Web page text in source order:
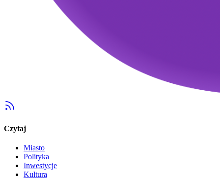
Czytaj
Miasto
Polityka
Inwestycje
Kultura